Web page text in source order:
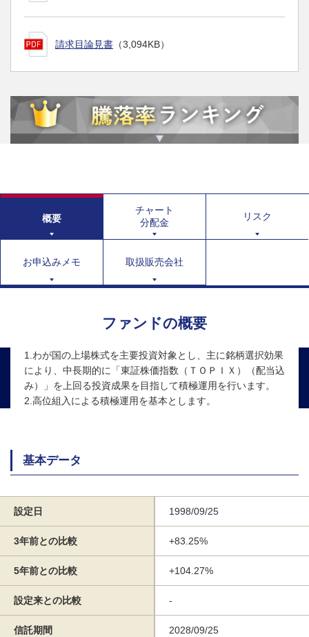
請求目論見書 （3,094KB）
概要
チャート
分配金
リスク
お申込みメモ 取扱販売会社
ファンドの概要
1.わが国の上場株式を主要投資対象とし、主に銘柄選択効果
により、中長期的に「東証株価指数（ＴＯＰＩＸ）（配当込
み）」を上回る投資成果を目指して積極運用を行います。
2.高位組入による積極運用を基本とします。
基本データ
設定日 1998/09/25
3年前との比較 +83.25%
5年前との比較 +104.27%
設定来との比較 -
信託期間 2028/09/25